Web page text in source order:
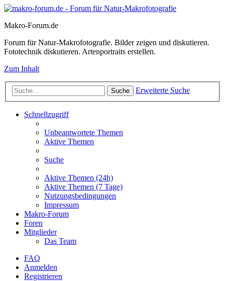
Makro-Forum.de
Forum für Natur-Makrofotografie. Bilder zeigen und diskutieren.
Fototechnik diskutieren. Artenportraits erstellen.
Zum Inhalt
Suche Erweiterte Suche
Schnellzugriff
Unbeantwortete Themen
Aktive Themen
Suche
Aktive Themen (24h)
Aktive Themen (7 Tage)
Nutzungsbedingungen
Impressum
Makro-Forum
Foren
Mitglieder
Das Team
FAQ
Anmelden
Registrieren